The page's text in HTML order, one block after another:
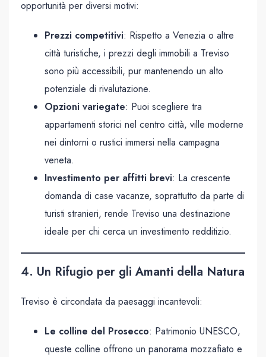
opportunità per diversi motivi:
Prezzi competitivi: Rispetto a Venezia o altre
città turistiche, i prezzi degli immobili a Treviso
sono più accessibili, pur mantenendo un alto
potenziale di rivalutazione.
Opzioni variegate: Puoi scegliere tra
appartamenti storici nel centro città, ville moderne
nei dintorni o rustici immersi nella campagna
veneta.
Investimento per affitti brevi: La crescente
domanda di case vacanze, soprattutto da parte di
turisti stranieri, rende Treviso una destinazione
ideale per chi cerca un investimento redditizio.
4. Un Rifugio per gli Amanti della Natura
Treviso è circondata da paesaggi incantevoli:
Le colline del Prosecco: Patrimonio UNESCO,
queste colline offrono un panorama mozzafiato e